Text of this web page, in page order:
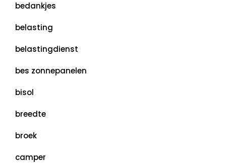
bedankjes
belasting
belastingdienst
bes zonnepanelen
bisol
breedte
broek
camper